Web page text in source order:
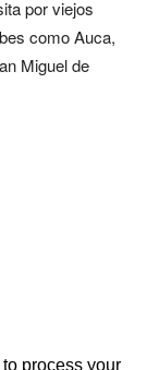
por viejos
como Auca,
Miguel de